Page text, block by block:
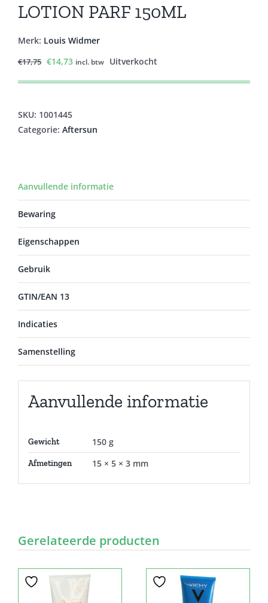
LOTION PARF 150ML
Merk: Louis Widmer
€17,75 Oorspronkelijke
€14,73Huidige
incl. btw Uitverkocht
SKU: 1001445
Categorie: Aftersun
Aanvullende informatie
Bewaring
Eigenschappen
Gebruik
GTIN/EAN 13
Indicaties
Samenstelling
Aanvullende informatie
Gewicht 150 g
Afmetingen 15 × 5 × 3 mm
Gerelateerde producten